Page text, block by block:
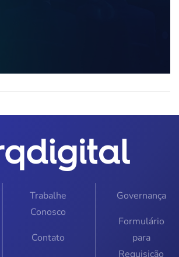
Trabalhe
Conosco
Contato
Governança
Formulário
para
Requisição